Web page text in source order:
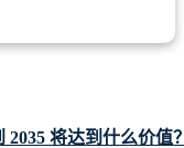
2035 将达到什么价值